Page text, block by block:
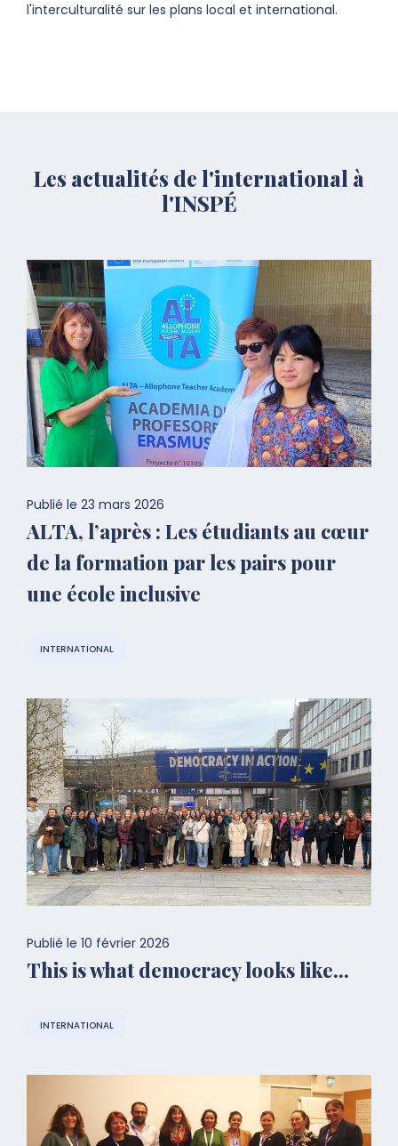
l'interculturalité sur les plans local et international.
Les actualités de l'international à
l'INSPÉ
Publié le 23 mars 2026
ALTA, l’après : Les étudiants au cœur
de la formation par les pairs pour
une école inclusive
INTERNATIONAL
Publié le 10 février 2026
This is what democracy looks like...
INTERNATIONAL